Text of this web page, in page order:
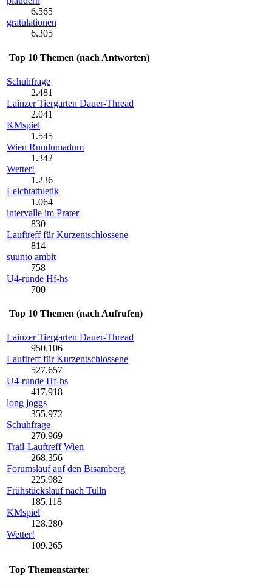
6.565
gratulationen
6.305
Top 10 Themen (nach Antworten)
Schuhfrage
2.481
Lainzer Tiergarten Dauer-Thread
2.041
KMspiel
1.545
Wien Rundumadum
1.342
Wetter!
1.236
Leichtathletik
1.064
intervalle im Prater
830
Lauftreff für Kurzentschlossene
814
suunto ambit
758
U4-runde Hf-hs
700
Top 10 Themen (nach Aufrufen)
Lainzer Tiergarten Dauer-Thread
950.106
Lauftreff für Kurzentschlossene
527.657
U4-runde Hf-hs
417.918
long joggs
355.972
Schuhfrage
270.969
Trail-Lauftreff Wien
268.356
Forumslauf auf den Bisamberg
225.982
Frühstückslauf nach Tulln
185.118
KMspiel
128.280
Wetter!
109.265
Top Themenstarter